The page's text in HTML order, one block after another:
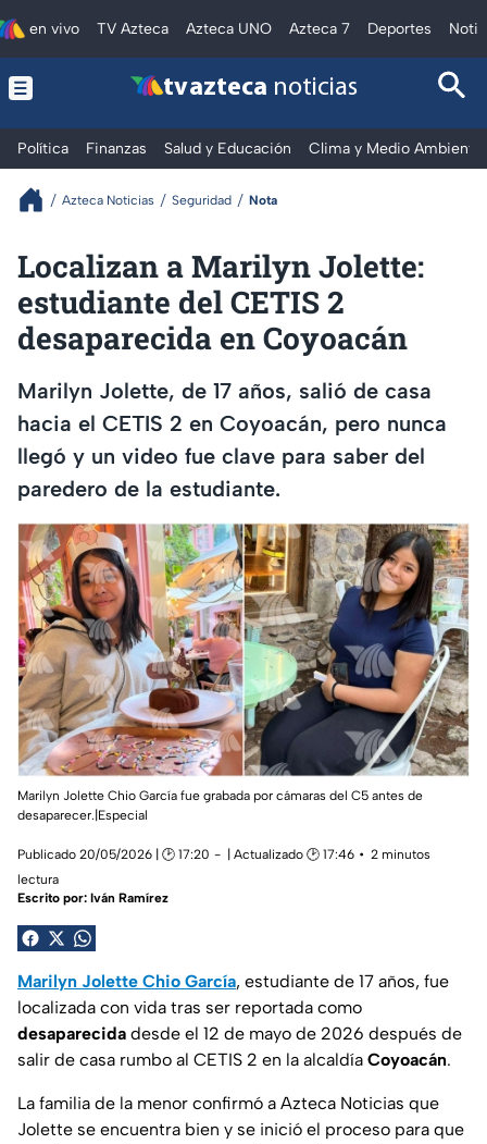
en vivo TV Azteca Azteca UNO Azteca 7 Deportes
tv azteca noticias
Política Finanzas Salud y Educación Clima y Medio Ambiente
Azteca Noticias Seguridad Nota
Localizan a Marilyn Jolette:
estudiante del CETIS 2
desaparecida en Coyoacán
Marilyn Jolette, de 17 años, salió de casa
hacia el CETIS 2 en Coyoacán, pero nunca
llegó y un video fue clave para saber del
paredero de la estudiante.
Marilyn Jolette Chio García fue grabada por cámaras del C5 antes de
desaparecer.|Especial
Publicado 20/05/2026 | 🕑 17:20 | Actualizado 🕑 17:46
2 minutos
lectura
Escrito por: Iván Ramírez
Marilyn Jolette Chio García, estudiante de 17 años, fue
localizada con vida tras ser reportada como
desaparecida desde el 12 de mayo de 2026 después de
salir de casa rumbo al CETIS 2 en la alcaldía Coyoacán.
La familia de la menor confirmó a Azteca Noticias que
Jolette se encuentra bien y se inició el proceso para que